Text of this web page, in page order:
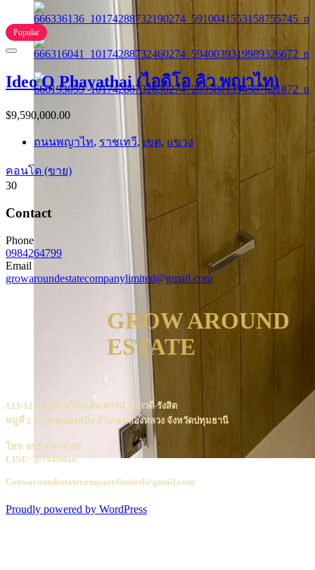
Popular
Ideo Q Phayathai (ไอดิโอ คิว พญาไท)
$9,590,000.00
ถนนพญาไท, ราชเทวี, เขต, แขวง
คอนโด (ขาย)
30
Contact
Phone
0984264799
Email
growaroundestatecompanylimited@gmail.com
GROW AROUND
ESTATE
123/121 หมู่บ้านโกลเด้น ทาวน์ วิภาวดี-รังสิต
หมู่ที่ 2 ตำบลคลองหนึ่ง อำเภอคลองหลวง จังหวัดปทุมธานี
โทร: 098-426-4799
LINE: @744infau
Growaroundestatecompanylimited@gmail.com
Proudly powered by WordPress